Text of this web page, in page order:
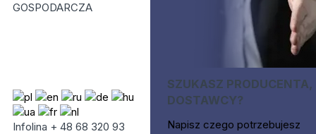
GOSPODARCZA
Infolina + 48 68 320 93
SZUKASZ PRODUCENTA,
DOSTAWCY?
Napisz czego potrzebujesz